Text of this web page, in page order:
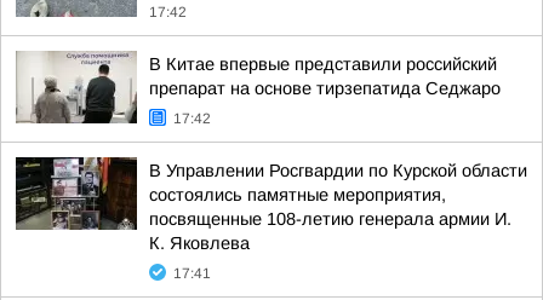
17:42
В Китае впервые представили российский
препарат на основе тирзепатида Седжаро
17:42
В Управлении Росгвардии по Курской области
состоялись памятные мероприятия,
посвященные 108-летию генерала армии И.
К. Яковлева
17:41